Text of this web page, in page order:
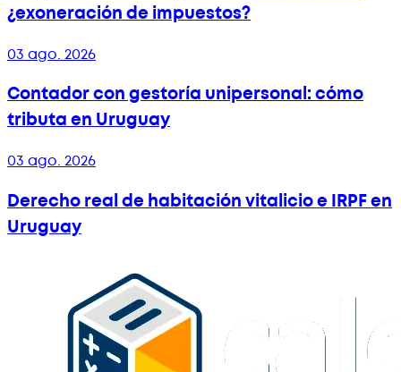
¿exoneración de impuestos?
03 ago. 2026
Contador con gestoría unipersonal: cómo
tributa en Uruguay
03 ago. 2026
Derecho real de habitación vitalicio e IRPF en
Uruguay